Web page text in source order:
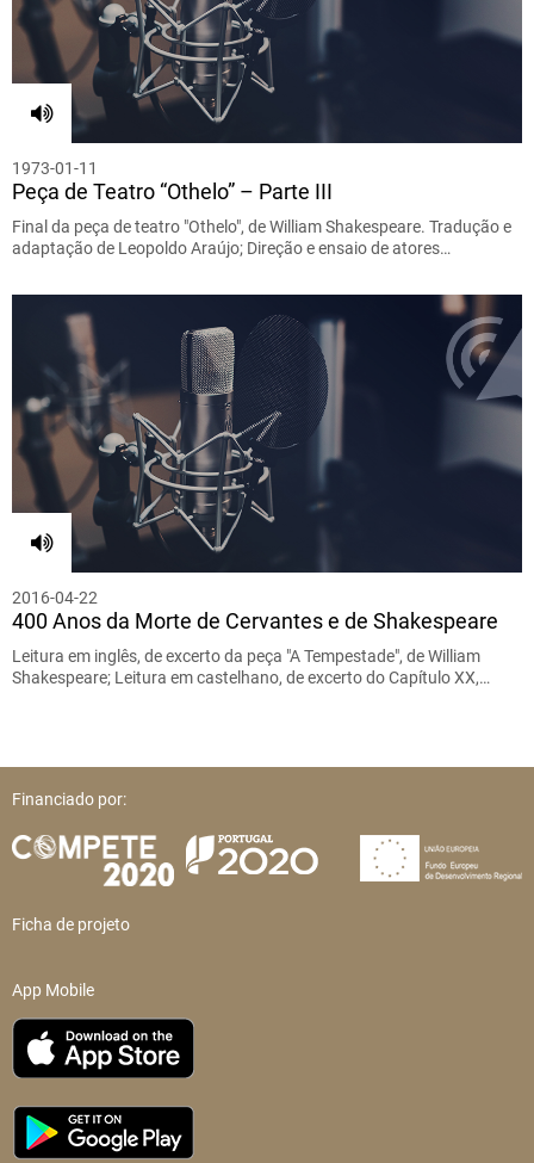
1973-01-11
Peça de Teatro “Othelo” – Parte III
Final da peça de teatro "Othelo", de William Shakespeare. Tradução e
adaptação de Leopoldo Araújo; Direção e ensaio de atores…
2016-04-22
400 Anos da Morte de Cervantes e de Shakespeare
Leitura em inglês, de excerto da peça "A Tempestade", de William
Shakespeare; Leitura em castelhano, de excerto do Capítulo XX,…
Financiado por:
Ficha de projeto
App Mobile